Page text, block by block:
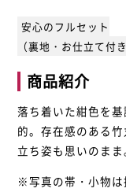
安心のフルセット
（裏地・お仕立て付
商品紹介
落ち着いた紺色を
的。存在感のある
立ち姿も思いのまま
※写真の帯・小物は